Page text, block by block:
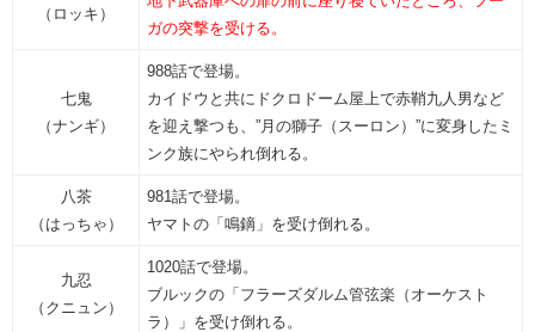
（ロッキ）
ガの突撃を受ける。
七鬼
（ナンギ）
988話で登場。
カイドウと共にドクロドーム屋上で赤鞘九人男など
を迎え撃つも、”月の獅子（スーロン）”に変身したミ
ンク族にやられ倒れる。
八茶
（はっちゃ）
981話で登場。
ヤマトの「鳴鏑」を受け倒れる。
九忍
（クニュン）
1020話で登場。
ブルックの「フラーズダルム管弦楽（オーケスト
ラ）」を受け倒れる。